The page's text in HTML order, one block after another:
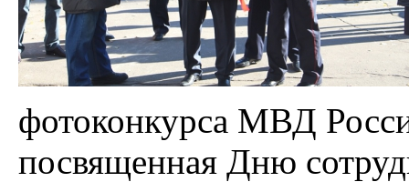
фотоконкурса МВД
посвященная Дню